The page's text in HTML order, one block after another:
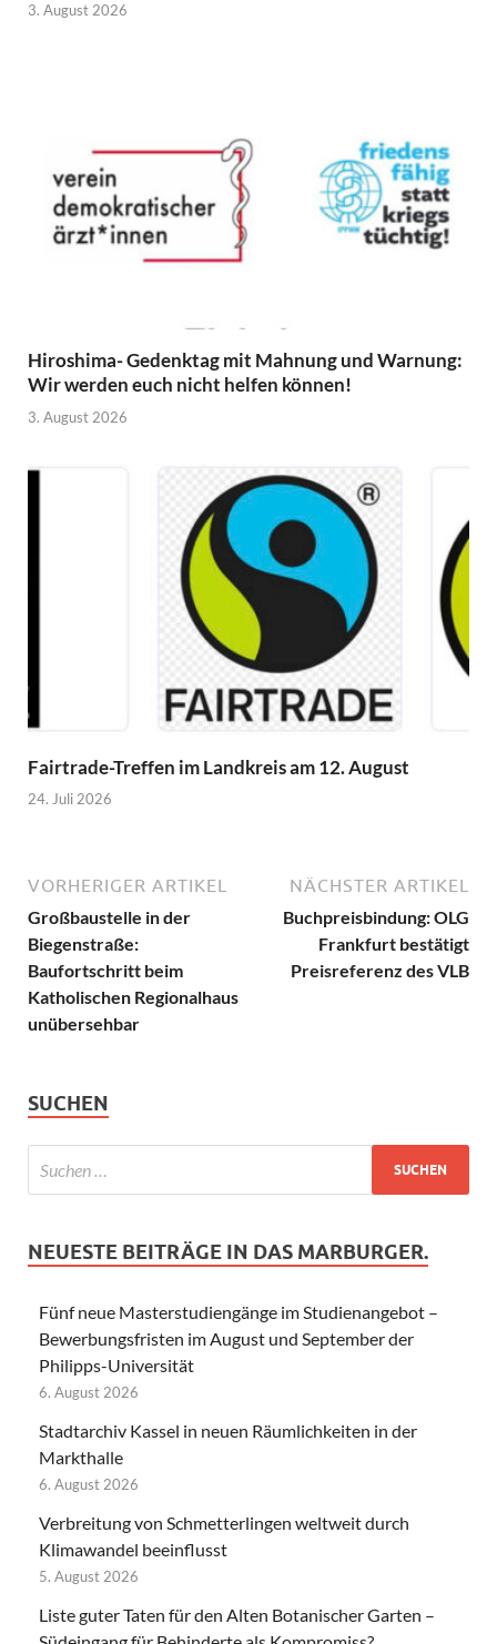
3. August 2026
Hiroshima- Gedenktag mit Mahnung und Warnung:
Wir werden euch nicht helfen können!
3. August 2026
Fairtrade-Treffen im Landkreis am 12. August
24. Juli 2026
VORHERIGER ARTIKEL
Großbaustelle in der
Biegenstraße:
Baufortschritt beim
Katholischen Regionalhaus
unübersehbar
NÄCHSTER ARTIKEL
Buchpreisbindung: OLG
Frankfurt bestätigt
Preisreferenz des VLB
SUCHEN
NEUESTE BEITRÄGE IN DAS MARBURGER.
Fünf neue Masterstudiengänge im Studienangebot –
Bewerbungsfristen im August und September der
Philipps-Universität
6. August 2026
Stadtarchiv Kassel in neuen Räumlichkeiten in der
Markthalle
6. August 2026
Verbreitung von Schmetterlingen weltweit durch
Klimawandel beeinflusst
5. August 2026
Liste guter Taten für den Alten Botanischer Garten –